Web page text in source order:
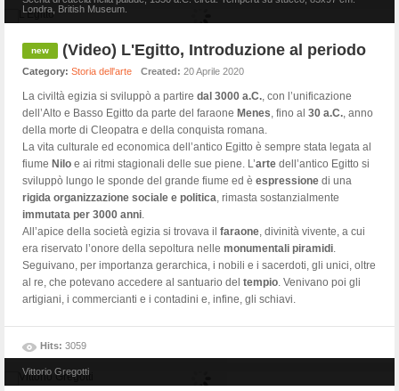
Londra, British Museum.
(Video) L'Egitto, Introduzione al periodo
Category: Storia dell'arte Created: 20 Aprile 2020
La civiltà egizia si sviluppò a partire dal 3000 a.C., con l’unificazione
dell’Alto e Basso Egitto da parte del faraone Menes, fino al 30 a.C., anno
della morte di Cleopatra e della conquista romana.
La vita culturale ed economica dell’antico Egitto è sempre stata legata al
fiume Nilo e ai ritmi stagionali delle sue piene. L’arte dell’antico Egitto si
sviluppò lungo le sponde del grande fiume ed è espressione di una
rigida organizzazione sociale e politica, rimasta sostanzialmente
immutata per 3000 anni.
All’apice della società egizia si trovava il faraone, divinità vivente, a cui
era riservato l’onore della sepoltura nelle monumentali piramidi.
Seguivano, per importanza gerarchica, i nobili e i sacerdoti, gli unici, oltre
al re, che potevano accedere al santuario del tempio. Venivano poi gli
artigiani, i commercianti e i contadini e, infine, gli schiavi.
Hits: 3059
Vittorio Gregotti